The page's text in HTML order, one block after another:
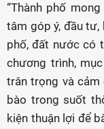
“Thành phố
tâm góp ý, đầu
phố, đất nước có
chương trình,
trân trọng và cảm
bào trong suốt
kiện thuận lợi để